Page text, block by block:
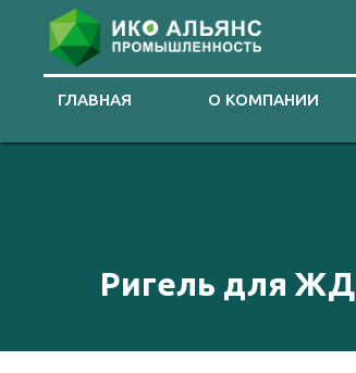
ГЛАВНАЯ О КОМПАНИИ
Ригель для ЖД